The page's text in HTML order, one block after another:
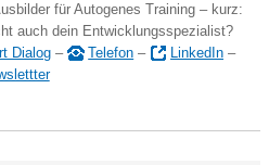
für Autogenes Training – kurz:
auch dein Entwicklungsspezialist?
Dialog – Telefon – LinkedIn –